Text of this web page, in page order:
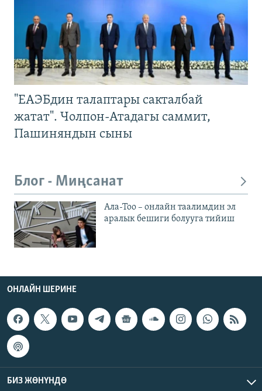
"ЕАЭБдин талаптары сакталбай
жатат". Чолпон-Атадагы саммит,
Пашиняндын сыны
Блог - Миңсанат
Ала-Тоо – онлайн таалимдин эл
аралык бешиги болууга тийиш
ОНЛАЙН ШЕРИНЕ
БИЗ ЖӨНҮНДӨ